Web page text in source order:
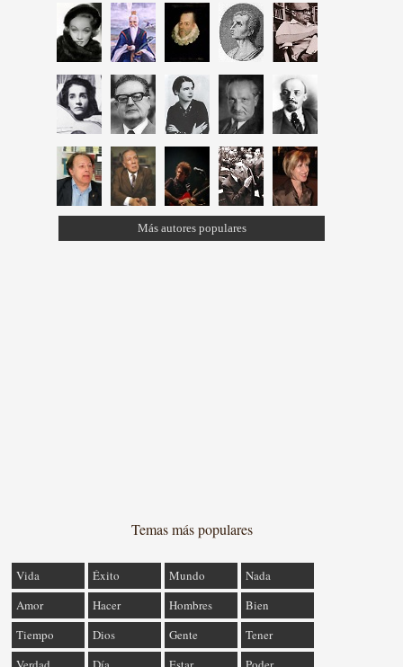
Más autores populares
Temas más populares
Vida Éxito Mundo
Nada
Amor
Hacer Hombres
Bien
Tiempo
Dios Gente
Tener